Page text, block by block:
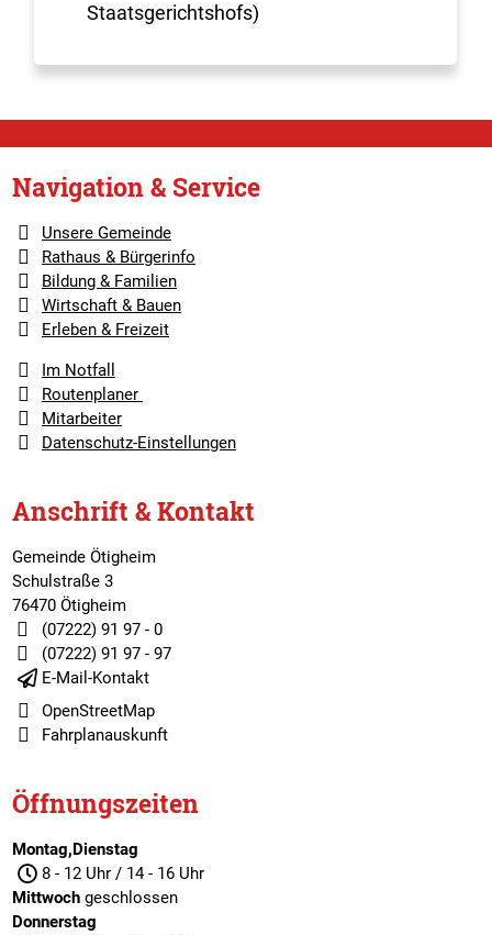
Staatsgerichtshofs)
Navigation & Service
Unsere Gemeinde
Rathaus & Bürgerinfo
Bildung & Familien
Wirtschaft & Bauen
Erleben & Freizeit
Im Notfall
Routenplaner
Mitarbeiter
Datenschutz-Einstellungen
Anschrift & Kontakt
Gemeinde Ötigheim
Schulstraße 3
76470 Ötigheim
(07222) 91 97 - 0
(07222) 91 97 - 97
E-Mail-Kontakt
OpenStreetMap
Fahrplanauskunft
Öffnungszeiten
Montag,Dienstag
8 - 12 Uhr / 14 - 16 Uhr
Mittwochgeschlossen
Donnerstag